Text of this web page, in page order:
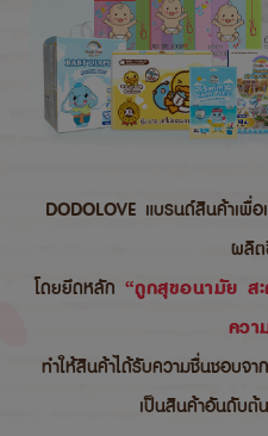
DODOLOVE แบรนด์สินค้าเพื่
ผลิต
โดยยึดหลัก “ถูกสุขอนามัย ส
ควา
ทำให้สินค้าได้รับความชื่นชอบจ
เป็นสินค้าอันดับต้